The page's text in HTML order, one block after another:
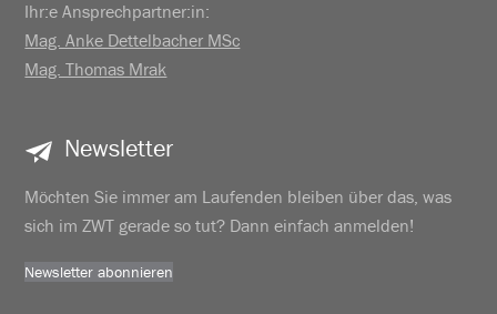
Ihr:e Ansprechpartner:in:
Mag. Anke Dettelbacher MSc
Mag. Thomas Mrak
Newsletter
Möchten Sie immer am Laufenden bleiben über das, was
sich im ZWT gerade so tut? Dann einfach anmelden!
Newsletter abonnieren